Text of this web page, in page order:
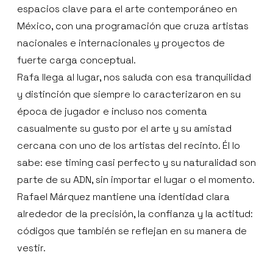
espacios clave para el arte contemporáneo en
México, con una programación que cruza artistas
nacionales e internacionales y proyectos de
fuerte carga conceptual.
Rafa llega al lugar, nos saluda con esa tranquilidad
y distinción que siempre lo caracterizaron en su
época de jugador e incluso nos comenta
casualmente su gusto por el arte y su amistad
cercana con uno de los artistas del recinto. Él lo
sabe: ese timing casi perfecto y su naturalidad son
parte de su ADN, sin importar el lugar o el momento.
Rafael Márquez mantiene una identidad clara
alrededor de la precisión, la confianza y la actitud:
códigos que también se reflejan en su manera de
vestir.